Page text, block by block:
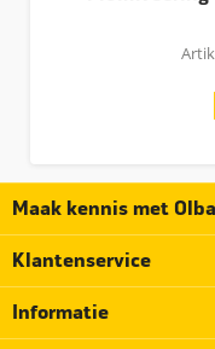
Maak kennis met Olba
Klantenservice
Informatie